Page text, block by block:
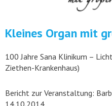
Kleines Organ mit
100 Jahre Sana Klinikum –
Ziethen-Krankenhaus)
Bericht zur Veranstaltung:
14.10.2014